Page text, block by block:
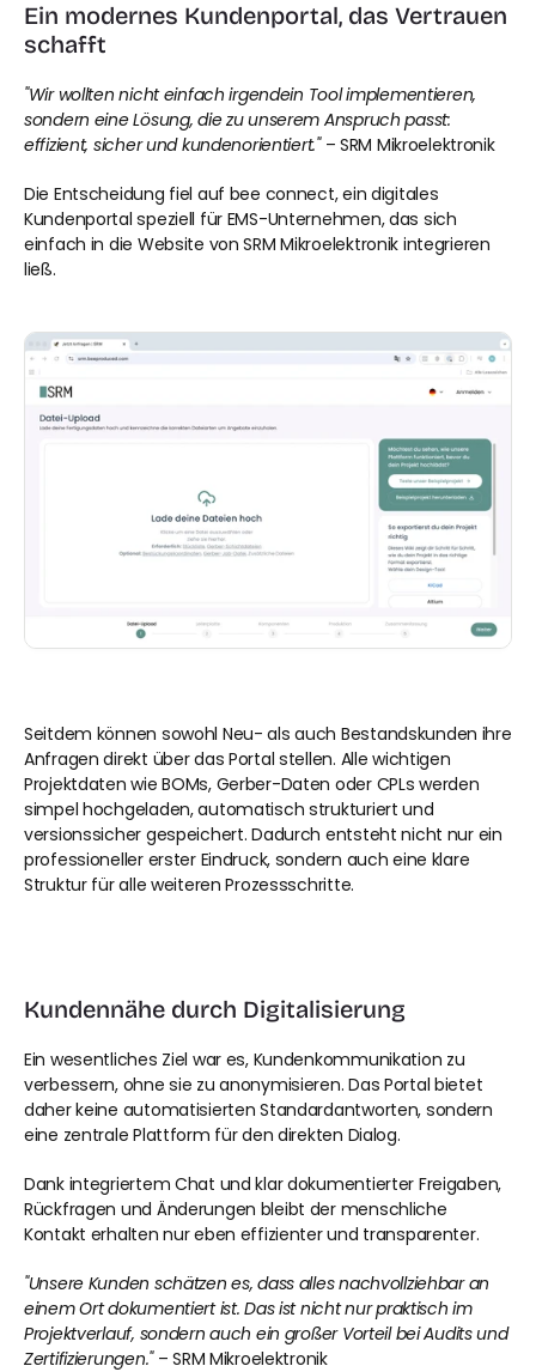
Ein modernes Kundenportal, das Vertrauen
schafft
"Wir wollten nicht einfach irgendein Tool implementieren,
sondern eine Lösung, die zu unserem Anspruch passt:
effizient, sicher und kundenorientiert." – SRM Mikroelektronik
Die Entscheidung fiel auf bee connect, ein digitales
Kundenportal speziell für EMS-Unternehmen, das sich
einfach in die Website von SRM Mikroelektronik integrieren
ließ.
Seitdem können sowohl Neu- als auch Bestandskunden ihre
Anfragen direkt über das Portal stellen. Alle wichtigen
Projektdaten wie BOMs, Gerber-Daten oder CPLs werden
simpel hochgeladen, automatisch strukturiert und
versionssicher gespeichert. Dadurch entsteht nicht nur ein
professioneller erster Eindruck, sondern auch eine klare
Struktur für alle weiteren Prozessschritte.
Kundennähe durch Digitalisierung
Ein wesentliches Ziel war es, Kundenkommunikation zu
verbessern, ohne sie zu anonymisieren. Das Portal bietet
daher keine automatisierten Standardantworten, sondern
eine zentrale Plattform für den direkten Dialog.
Dank integriertem Chat und klar dokumentierter Freigaben,
Rückfragen und Änderungen bleibt der menschliche
Kontakt erhalten nur eben effizienter und transparenter.
"Unsere Kunden schätzen es, dass alles nachvollziehbar an
einem Ort dokumentiert ist. Das ist nicht nur praktisch im
Projektverlauf, sondern auch ein großer Vorteil bei Audits und
Zertifizierungen." – SRM Mikroelektronik